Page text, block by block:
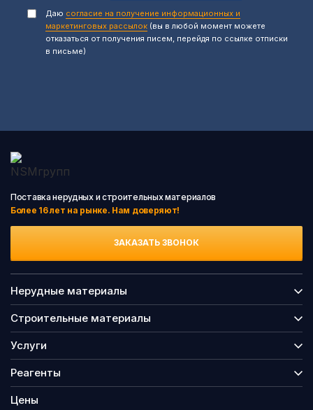
Даю согласие на получение информационных и
маркетинговых рассылок (вы в любой момент можете
отказаться от получения писем, перейдя по ссылке отписки
в письме)
Поставка нерудных и строительных материалов
Более 16 лет на рынке. Нам доверяют!
ЗАКАЗАТЬ ЗВОНОК
Нерудные материалы
Строительные материалы
Услуги
Реагенты
Цены